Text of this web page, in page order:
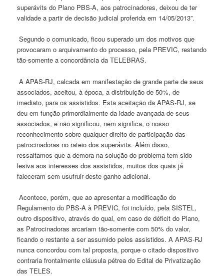
superávits do Plano PBS-A, aos patrocinadores, deixou de ter
validade a partir de decisão judicial proferida em 14/05/2013”.
Segundo o comunicado, ficou superado um dos motivos que
provocaram o arquivamento do processo, pela PREVIC, restando
tão-somente a concordância da TELEBRAS.
A APAS-RJ, calcada em manifestação de grande parte de seus
associados, aceitou, à época, a distribuição de 50%, de
imediato, para os assistidos. Esta aceitação da APAS-RJ, se
deu em função primordialmente da idade avançada de seus
associados, e não significou, nem significa, o nosso
reconhecimento sobre qualquer direito de participação das
patrocinadoras no rateio dos superávits. Além disso,
ressaltamos que a demora na solução do problema tem sido
lesiva aos interesses dos assistidos, muitos dos quais já
faleceram sem usufruir deste ganho adicional.
Acontece, porém, que ao apresentar a modificação do
Regulamento do PBS-A à PREVIC, foi incluído, pela SISTEL,
outro dispositivo, através do qual, em caso de déficit do Plano,
as Patrocinadoras arcariam tão-somente com 50% do valor,
ficando o restante a ser assumido pelos assistidos. A APAS-RJ
nunca concordou com tal proposta, porque o citado dispositivo
contraria frontalmente cláusula pétrea do Edital de Privatização
das TELES.